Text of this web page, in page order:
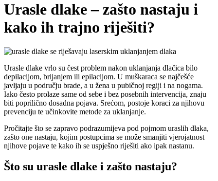
Urasle dlake – zašto nastaju i
kako ih trajno riješiti?
Urasle dlake vrlo su čest problem nakon uklanjanja dlačica bilo
depilacijom, brijanjem ili epilacijom. U muškaraca se najčešće
javljaju u području brade, a u žena u pubičnoj regiji i na nogama.
Iako često prolaze same od sebe i bez posebnih intervencija, znaju
biti poprilično dosadna pojava. Srećom, postoje koraci za njihovu
prevenciju te učinkovite metode za uklanjanje.
Pročitajte što se zapravo podrazumijeva pod pojmom uraslih dlaka,
zašto one nastaju, kojim postupcima se može smanjiti vjerojatnost
njihove pojave te kako ih se uspješno riješiti ako ipak nastanu.
Što su urasle dlake i zašto nastaju?